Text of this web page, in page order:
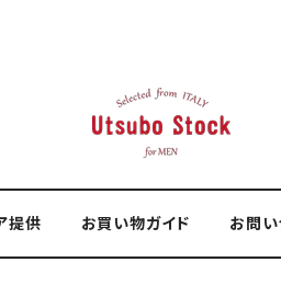
提供 お買い物ガイド お問